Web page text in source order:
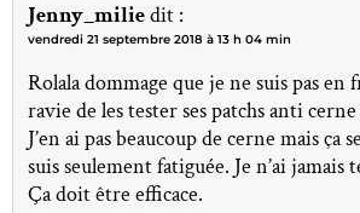
Jenny_miliedit :
vendredi 21 septembre 2018 à 13 h 04 min
Rolala dommage que je ne suis pas en
ravie de les tester ses patchs anti
J’en ai pas beaucoup de cerne mais ça
suis seulement fatiguée. Je n’ai jamais
Ça doit être efficace.